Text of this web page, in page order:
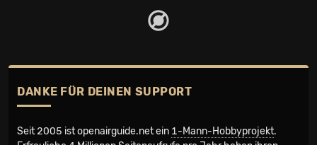
DANKE FÜR DEINEN SUPPORT
Seit 2005 ist openairguide.net ein 1-Mann-Hobbyprojekt.